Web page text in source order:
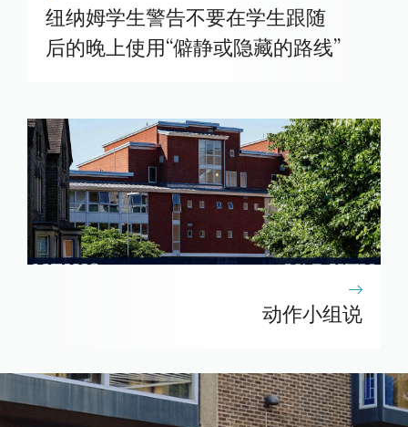
纽纳姆学生警告不要在学生跟随
后的晚上使用“僻静或隐藏的路线”
动作小组说